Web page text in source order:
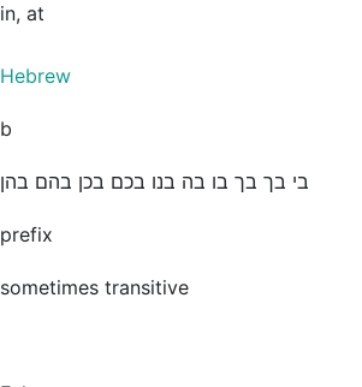
in, at
Hebrew
b
בי בך בך בו בה בנו בכם בכן בהם בהן
prefix
sometimes transitive